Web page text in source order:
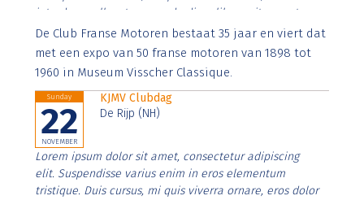
interdum nulla, ut commodo diam libero vitae erat.
Aenean faucibus nibh et justo cursus id rutrum lorem
imperdiet. Nunc ut sem vitae risus tristique posuere.
De Club Franse Motoren bestaat 35 jaar en viert dat
met een expo van 50 franse motoren van 1898 tot
1960 in Museum Visscher Classique.
Sunday
22
NOVEMBER
KJMV Clubdag
De Rijp (NH)
Lorem ipsum dolor sit amet, consectetur adipiscing
elit. Suspendisse varius enim in eros elementum
tristique. Duis cursus, mi quis viverra ornare, eros dolor